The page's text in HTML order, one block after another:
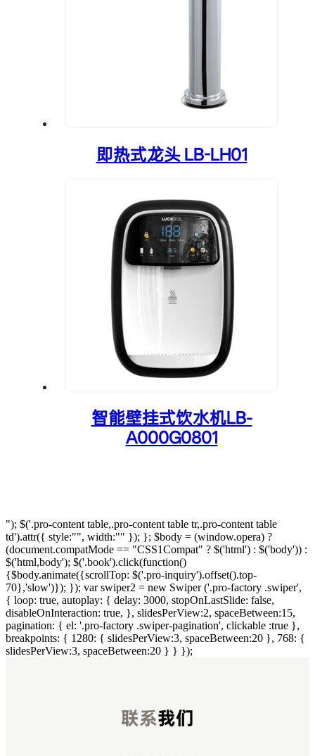
即热式龙头 LB-LH01
智能壁挂式饮水机LB-
A000G0801
"); $('.pro-content table,.pro-content table tr,.pro-content table
td').attr({ style:"", width:"" }); }; $body = (window.opera) ?
(document.compatMode == "CSS1Compat" ? $('html') : $('body')) :
$('html,body'); $('.book').click(function()
{$body.animate({scrollTop: $('.pro-inquiry').offset().top-
70},'slow')}); }); var swiper2 = new Swiper ('.pro-factory .swiper',
{ loop: true, autoplay: { delay: 3000, stopOnLastSlide: false,
disableOnInteraction: true, }, slidesPerView:2, spaceBetween:15,
pagination: { el: '.pro-factory .swiper-pagination', clickable :true },
breakpoints: { 1280: { slidesPerView:3, spaceBetween:20 }, 768: {
slidesPerView:3, spaceBetween:20 } } });
联系我们